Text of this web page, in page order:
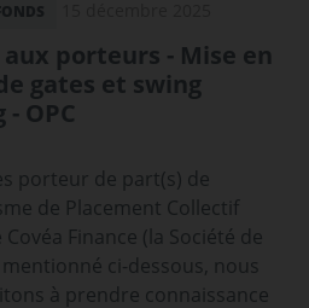
porteurs - Mise en
gates et swing
OPC
porteur de part(s) de
de Placement Collectif
Covéa Finance (la Société de
ci-dessous, nous
à prendre connaissance